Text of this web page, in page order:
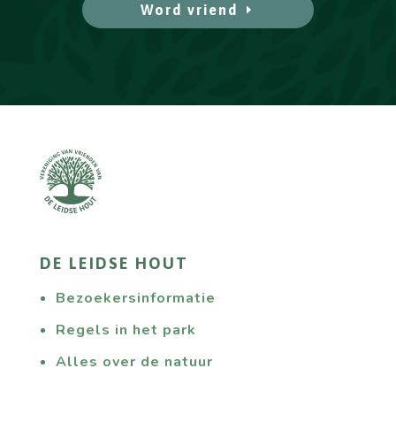
Word vriend
DE LEIDSE HOUT
Bezoekersinformatie
Regels in het park
Alles over de natuur